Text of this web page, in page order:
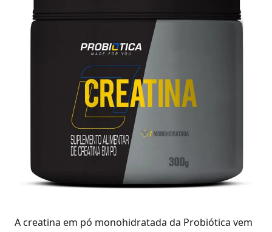
A creatina em pó monohidratada da Probiótica vem